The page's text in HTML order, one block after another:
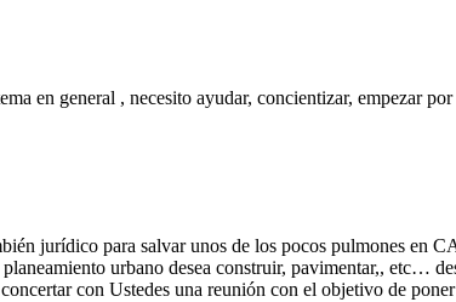
en general , necesito ayudar, concientizar, empezar
jurídico para salvar unos de los pocos pulmones en
urbano desea construir, pavimentar,, etc…
con Ustedes una reunión con el objetivo de